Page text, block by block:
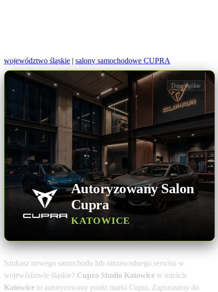
województwo śląskie | salony samochodowe CUPRA
Autoryzowany Salon
Cupra
KATOWICE
Dane ogólne
Szukasz nowego samochodu lub niezawodnego serwisu w
województwie śląskie? Cupra Studio Katowice w mieście
Katowice to autoryzowany punkt marki Cupra. Zapraszamy do